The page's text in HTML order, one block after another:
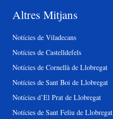
Altres Mitjans
Notícies de Viladecans
Notícies de Castelldefels
Notícies de Cornellà de Llobregat
Notícies de Sant Boi de Llobregat
Notícies d’El Prat de Llobregat
Notícies de Sant Feliu de Llobregat